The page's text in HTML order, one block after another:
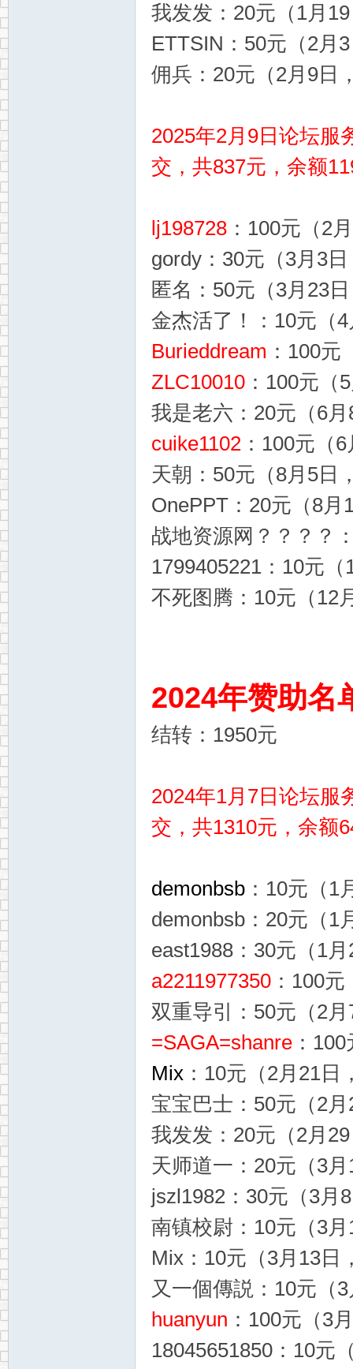
我发发：20元（1月
ETTSIN：50元（2月
佣兵：20元（2月9日
2025年2月9日论坛服
交，共837元，余额
lj198728：100元（2
gordy：30元（3月3
匿名：50元（3月23
金杰活了！：10元（
Burieddream ：100
ZLC10010：100元（
我是老六：20元（6
cuike1102：100元（
天朝：50元（8月5日
OnePPT：20元（8月
战地资源网？？？？
1799405221：10元
不死图腾：10元（12
2024年赞助名
结转：1950元
2024年1月7日论坛服
交，共1310元，余额
demonbsb：10元（1
demonbsb：20元（1
east1988：30元（1
a2211977350：100元
双重导引：50元（2
=SAGA=shanre：100
Mix：10元（2月21日
宝宝巴士：50元（2
我发发：20元（2月
天师道一：20元（3
jszl1982：30元（3月
南镇校尉：10元（3
Mix：10元（3月13日
又一個傳説：10元（
huanyun ：100元（3
18045651850：10元